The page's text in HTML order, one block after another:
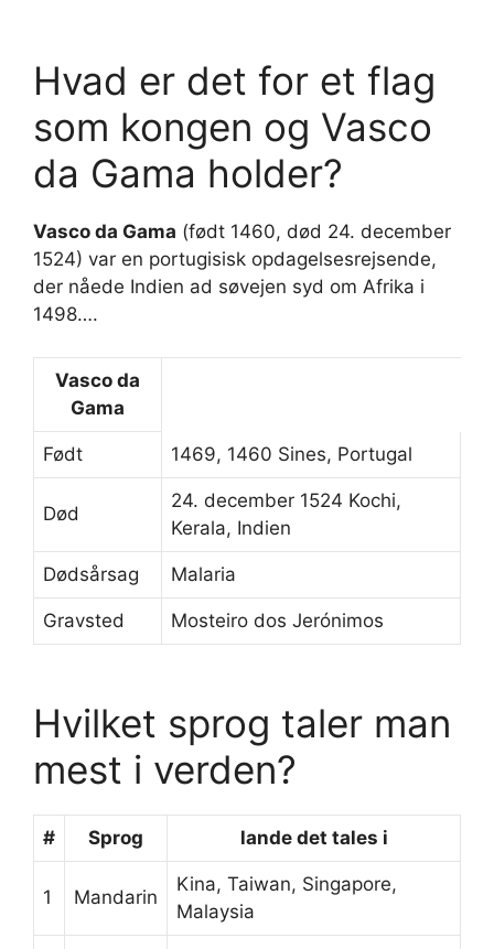
Hvad er det for et flag
som kongen og Vasco
da Gama holder?
Vasco da Gama (født 1460, død 24. december
1524) var en portugisisk opdagelsesrejsende,
der nåede Indien ad søvejen syd om Afrika i
1498….
Vasco da
Gama
Født 1469, 1460 Sines, Portugal
Død
24. december 1524 Kochi,
Kerala, Indien
Dødsårsag Malaria
Gravsted Mosteiro dos Jerónimos
Hvilket sprog taler man
mest i verden?
# Sprog lande det tales i
1 Mandarin
Kina, Taiwan, Singapore,
Malaysia